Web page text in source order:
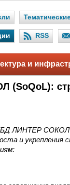
RSS
и
ЛИНТЕР СОКОЛ
и